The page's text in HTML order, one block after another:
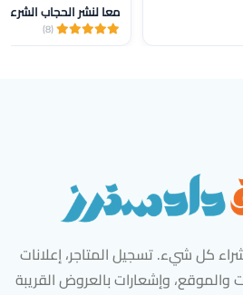
معا لنشر الحجاب
(8)
كل شيء. تسجيل المتاجر، إعلانات
وإشعارات بالعروض القريبة